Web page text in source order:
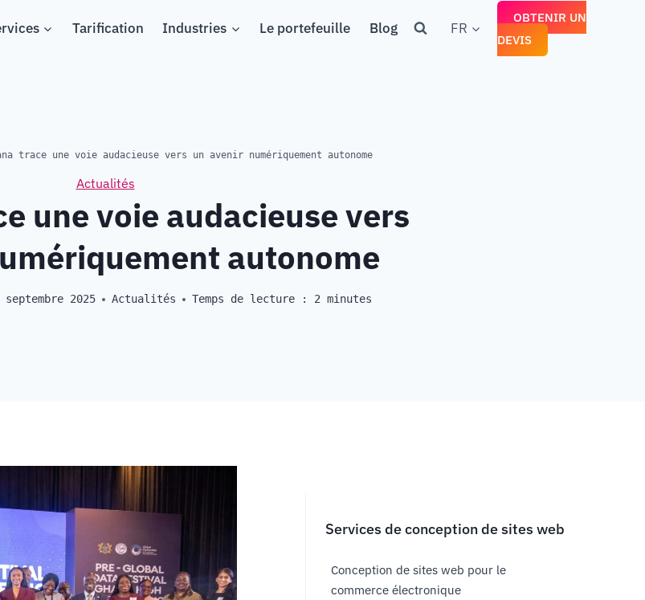
Tarification Industries Le portefeuille Blog FR
OBTENIR UN
DEVIS
trace une voie audacieuse vers un avenir numériquement autonome
Actualités
une voie audacieuse vers
autonome
septembre 2025 Actualités Temps de lecture : 2minutes
Services de conception de sites web
Conception de sites web pour le
commerce électronique